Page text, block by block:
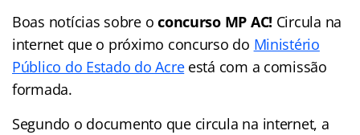
Boas notícias sobre oconcurso MP AC! Circula na
internet que o próximo concurso do Ministério
Público do Estado do Acreestá com a comissão
formada.
Segundo o documento que circula na internet, a